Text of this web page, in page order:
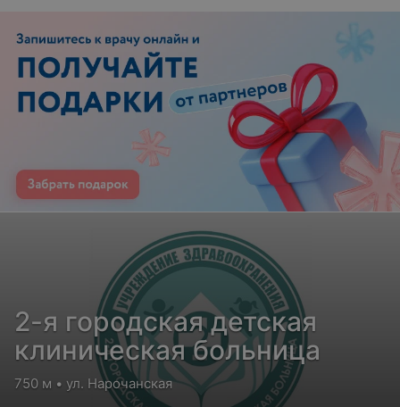
2-я городская детская
клиническая больница
750 м • ул. Нарочанская